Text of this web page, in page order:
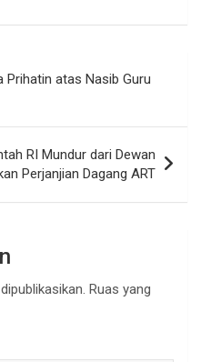
Prihatin atas Nasib Guru
RI Mundur dari Dewan
Perjanjian Dagang ART
Ruas yang